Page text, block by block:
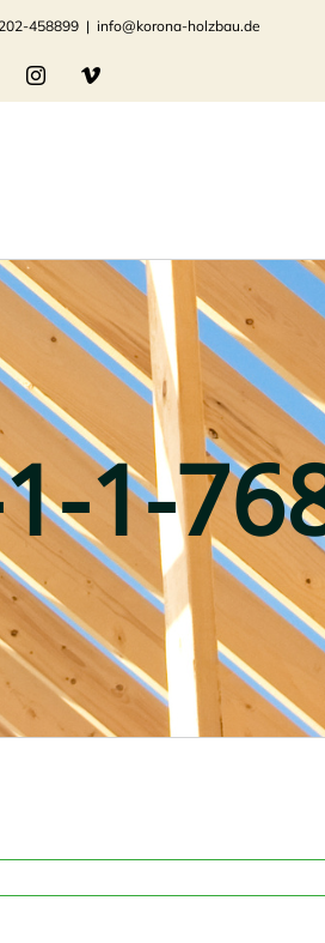
458899 | info@korona-holzbau.de
FacebookInstagramVimeo
1-